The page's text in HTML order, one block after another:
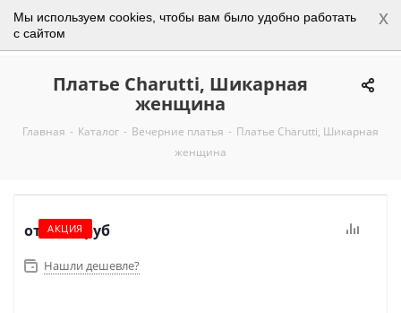
Мы используем cookies, чтобы вам было удобно работать
с сайтом
x
0
Платье Charutti, Шикарная
женщина
Главная - Каталог - Вечерние платья - Платье Charutti, Шикарная
женщина
АКЦИЯ
от 2 450 руб
Нашли дешевле?